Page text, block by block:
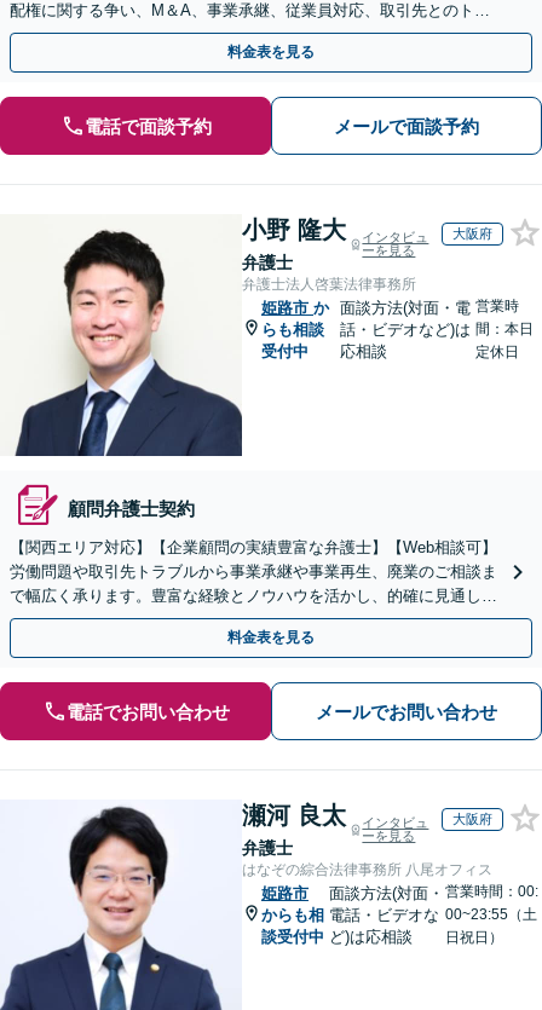
配権に関する争い、M＆A、事業承継、従業員対応、取引先とのトラ
ブル、債権回収等につき豊富な対応実績
料金表を見る
電話で面談予約 メールで面談予約
小野 隆大
弁護士
インタビュ
ーを見る
大阪府
弁護士法人啓葉法律事務所
姫路市 か
らも相談
受付中
面談方法(対面・電
話・ビデオなど)は
応相談
営業時
間：本日
定休日
顧問弁護士契約
【関西エリア対応】【企業顧問の実績豊富な弁護士】【Web相談可】
労働問題や取引先トラブルから事業承継や事業再生、廃業のご相談ま
で幅広く承ります。豊富な経験とノウハウを活かし、的確に見通しを
立て先手を打った対応が強みです。顧問契約の実績も多数
料金表を見る
電話でお問い合わせ メールでお問い合わせ
瀬河 良太
弁護士
インタビュ
ーを見る
大阪府
はなぞの綜合法律事務所 八尾オフィス
姫路市
からも相
談受付中
面談方法(対面・
電話・ビデオな
ど)は応相談
営業時間：00:
00~23:55（土
日祝日）